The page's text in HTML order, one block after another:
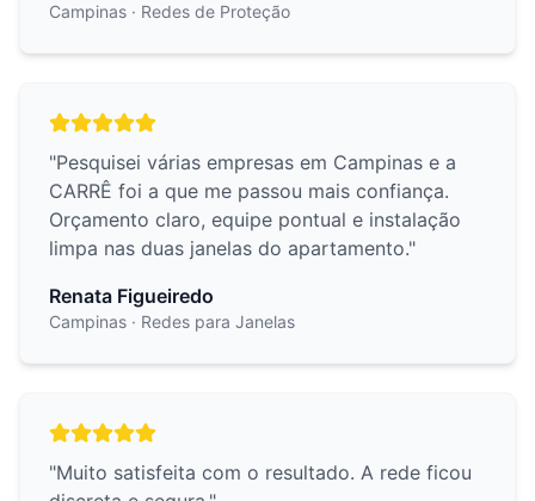
Campinas · Redes de Proteção
"Pesquisei várias empresas em Campinas e a
CARRÊ foi a que me passou mais confiança.
Orçamento claro, equipe pontual e instalação
limpa nas duas janelas do apartamento."
Renata Figueiredo
Campinas · Redes para Janelas
"Muito satisfeita com o resultado. A rede ficou